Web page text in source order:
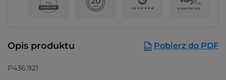
Opis produktu Pobierz do PDF
P436.921